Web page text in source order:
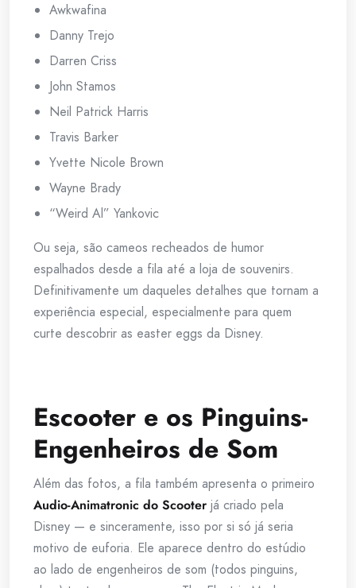
Awkwafina
Danny Trejo
Darren Criss
John Stamos
Neil Patrick Harris
Travis Barker
Yvette Nicole Brown
Wayne Brady
“Weird Al” Yankovic
Ou seja, são cameos recheados de humor
espalhados desde a fila até a loja de souvenirs.
Definitivamente um daqueles detalhes que tornam a
experiência especial, especialmente para quem
curte descobrir as easter eggs da Disney.
Escooter e os Pinguins-
Engenheiros de Som
Além das fotos, a fila também apresenta o primeiro
Audio-Animatronic do Scooter já criado pela
Disney — e sinceramente, isso por si só já seria
motivo de euforia. Ele aparece dentro do estúdio
ao lado de engenheiros de som (todos pinguins,